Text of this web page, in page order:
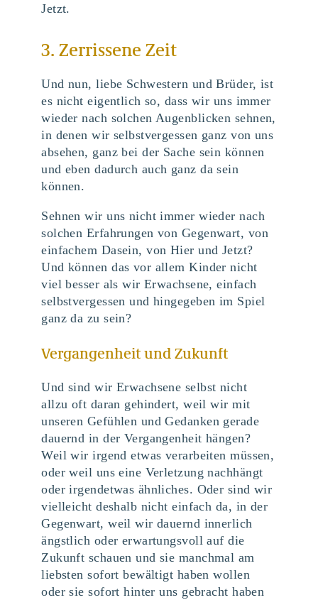
Jetzt.
3. Zerrissene Zeit
Und nun, liebe Schwestern und Brüder, ist
es nicht eigentlich so, dass wir uns immer
wieder nach solchen Augenblicken sehnen,
in denen wir selbstvergessen ganz von uns
absehen, ganz bei der Sache sein können
und eben dadurch auch ganz da sein
können.
Sehnen wir uns nicht immer wieder nach
solchen Erfahrungen von Gegenwart, von
einfachem Dasein, von Hier und Jetzt?
Und können das vor allem Kinder nicht
viel besser als wir Erwachsene, einfach
selbstvergessen und hingegeben im Spiel
ganz da zu sein?
Vergangenheit und Zukunft
Und sind wir Erwachsene selbst nicht
allzu oft daran gehindert, weil wir mit
unseren Gefühlen und Gedanken gerade
dauernd in der Vergangenheit hängen?
Weil wir irgend etwas verarbeiten müssen,
oder weil uns eine Verletzung nachhängt
oder irgendetwas ähnliches. Oder sind wir
vielleicht deshalb nicht einfach da, in der
Gegenwart, weil wir dauernd innerlich
ängstlich oder erwartungsvoll auf die
Zukunft schauen und sie manchmal am
liebsten sofort bewältigt haben wollen
oder sie sofort hinter uns gebracht haben